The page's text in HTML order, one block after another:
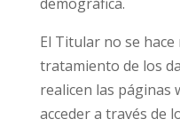
El Titular no se
tratamiento de los
realicen las páginas
acceder a través de